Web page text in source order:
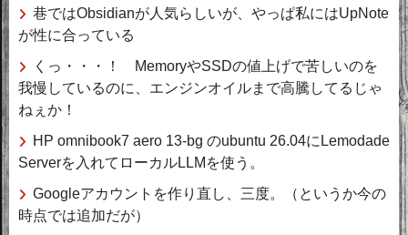
巷ではObsidianが人気らしいが、やっぱ私にはUpNote
が性に合っている
くっ・・・！ MemoryやSSDの値上げで苦しいのを
我慢しているのに、エンジンオイルまで高騰してるじゃ
ねぇか！
HP omnibook7 aero 13-bg のubuntu 26.04にLemodade
Serverを入れてローカルLLMを使う。
Googleアカウントを作り直し、三度。（というか今の
時点では追加だが）